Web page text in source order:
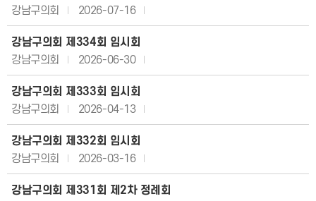
강남구의회
2026-07-16
강남구의회 제334회 임시회
강남구의회
2026-06-30
강남구의회 제333회 임시회
강남구의회
2026-04-13
강남구의회 제332회 임시회
강남구의회
2026-03-16
강남구의회 제331회 제2차 정례회